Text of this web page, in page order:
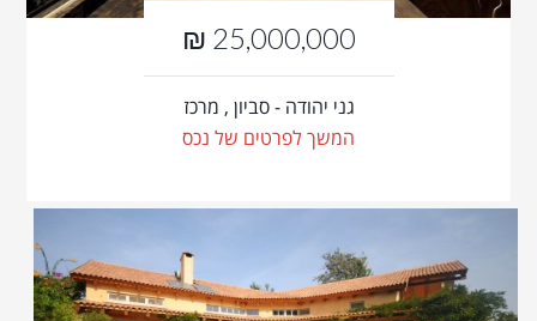
25,000,000 ₪
גני יהודה - סביון , מרכז
המשך לפרטים של נכס